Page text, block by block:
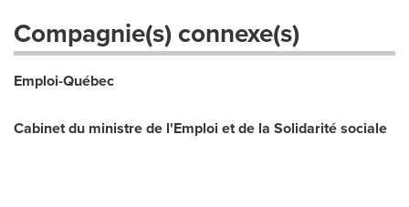
Compagnie(s) connexe(s)
Emploi-Québec
Cabinet du ministre de l'Emploi et de la Solidarité sociale